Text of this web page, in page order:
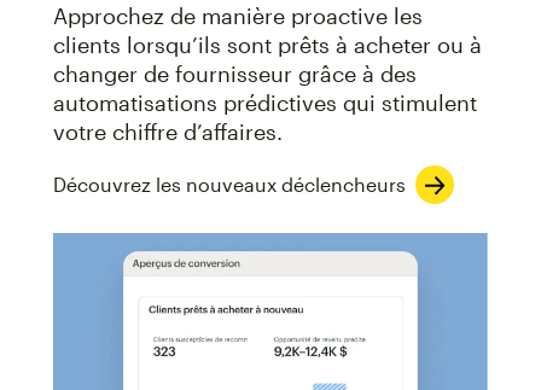
Approchez de manière proactive les
clients lorsqu’ils sont prêts à acheter ou à
changer de fournisseur grâce à des
automatisations prédictives qui stimulent
votre chiffre d’affaires.
Découvrez les nouveaux déclencheurs